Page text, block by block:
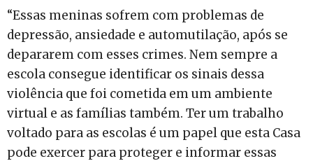
“Essas meninas sofrem com problemas de
depressão, ansiedade e automutilação, após se
depararem com esses crimes. Nem sempre a
escola consegue identificar os sinais dessa
violência que foi cometida em um ambiente
virtual e as famílias também. Ter um trabalho
voltado para as escolas é um papel que esta Casa
pode exercer para proteger e informar essas